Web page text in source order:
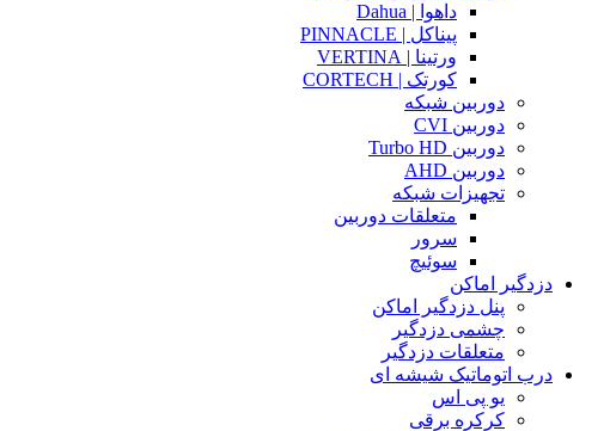
داهوا | Dahua
پیناکل | PINNACLE
ورتینا | VERTINA
کورتک | CORTECH
دوربین شبکه
دوربین CVI
دوربین Turbo HD
دوربین AHD
تجهیزات شبکه
متعلقات دوربین
سرور
سوئیچ
دزدگیر اماکن
پنل دزدگیر اماکن
چشمی دزدگیر
متعلقات دزدگیر
درب اتوماتیک شیشه ای
یو پی اس
کرکره برقی